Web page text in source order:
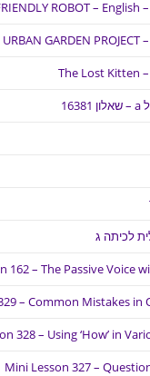
ROBOT – English
URBAN GARDEN
The Lost Kitten
162 – The Passive Voice
– Common Mistakes
328 – Using ‘How’ in
Mini Lesson 327 –